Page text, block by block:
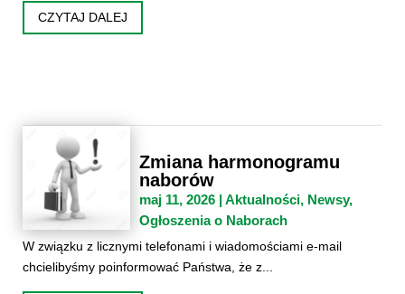
CZYTAJ DALEJ
Zmiana harmonogramu
naborów
maj 11, 2026 |Aktualności, Newsy,
Ogłoszenia o Naborach
W związku z licznymi telefonami i wiadomościami e-mail
chcielibyśmy poinformować Państwa, że z...